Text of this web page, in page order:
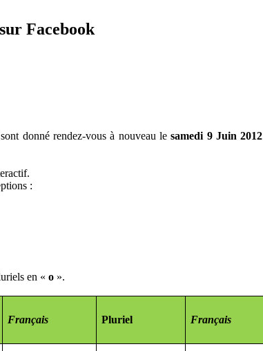
Facebook
donné rendez-vous à nouveau lesamedi 9 Juin 2012
:
en « o ».
Français Pluriel Français